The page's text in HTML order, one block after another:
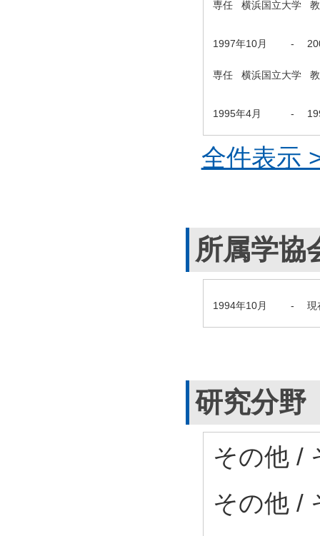
専任 横浜国立大学
1997年10月 -
専任 横浜国立大学
1995年4月 -
全件表示
所属学協
1994年10月 - 現
研究分野
その他 /
その他 /